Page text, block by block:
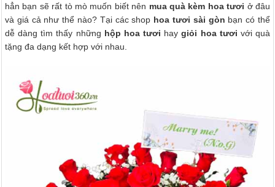
hẳn bạn sẽ rất tò mò muốn biết nên mua quà kèm hoa tươi ở đâu
và giá cả như thể nào? Tại các shop hoa tươi sài gòn bạn có thể
dễ dàng tìm thấy những hộp hoa tươi haygiỏi hoa tươi với quà
tặng đa dạng kết hợp với nhau.